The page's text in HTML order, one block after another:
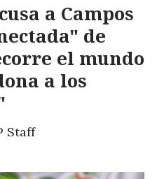
a Campos
de
el mundo
a los
Staff